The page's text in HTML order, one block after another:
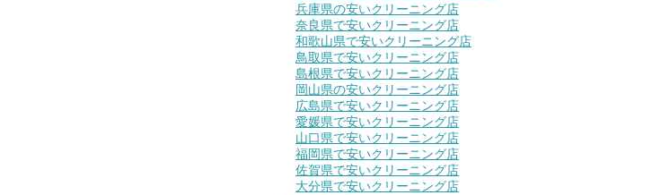
兵庫県の安いクリーニング店
奈良県で安いクリーニング店
和歌山県で安いクリーニング店
鳥取県で安いクリーニング店
島根県で安いクリーニング店
岡山県の安いクリーニング店
広島県で安いクリーニング店
愛媛県で安いクリーニング店
山口県で安いクリーニング店
福岡県で安いクリーニング店
佐賀県で安いクリーニング店
大分県で安いクリーニング店